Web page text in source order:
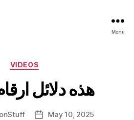
Menu
Categories
VIDEOS
هذه دلائل
PostMay 10, 2025